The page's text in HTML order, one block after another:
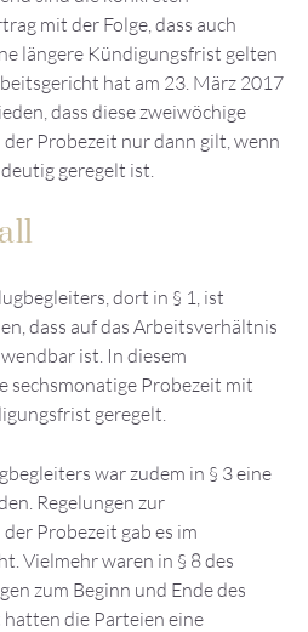
mit der Folge, dass auch
längere Kündigungsfrist gelten
hat am 23. März 2017
dass diese zweiwöchige
Probezeit nur dann gilt, wenn
geregelt ist.
dort in § 1, ist
dass auf das Arbeitsverhältnis
ist. In diesem
Probezeit mit
geregelt.
war zudem in § 3 eine
Regelungen zur
Probezeit gab es im
Vielmehr waren in § 8 des
zum Beginn und Ende des
die Parteien eine